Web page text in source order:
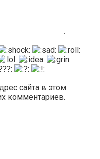
сайта в этом
комментариев.